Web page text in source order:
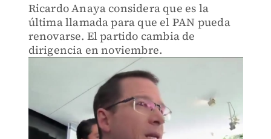
Ricardo Anaya considera que es la
última llamada para que el PAN pueda
renovarse. El partido cambia de
dirigencia en noviembre.